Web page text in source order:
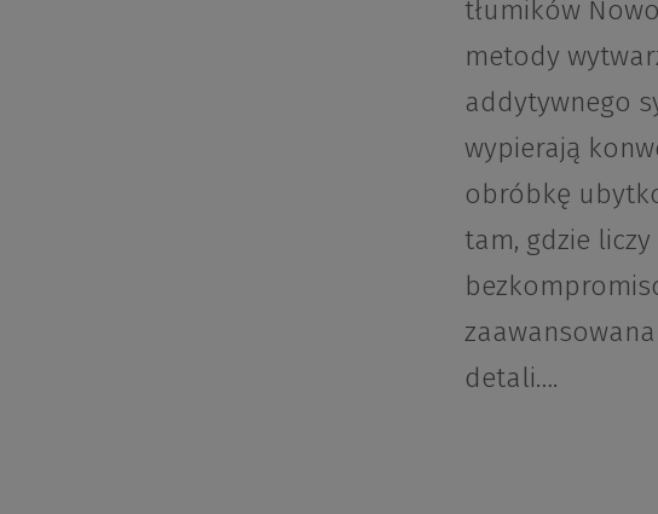
tłumików
metody
addytywnego
wypierają
obróbkę
tam, gdzie liczy
detali….